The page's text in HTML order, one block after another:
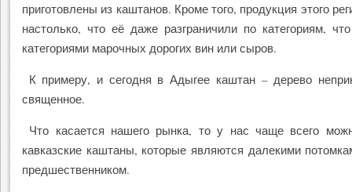
приготовлены из каштанов. Кроме того, продукция этого
настолько, что её даже разграничили по категориям,
категориями марочных дорогих вин или сыров.
К примеру, и сегодня в Адыгее каштан – дерево
священное.
Что касается нашего рынка, то у нас чаще всего
кавказские каштаны, которые являются далекими
предшественником.